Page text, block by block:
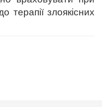
терапії злоякісних
ЕНЗИМУ IRE1 У РЕГУЛЯЦІЇ
нановуглецеві флуорофори: